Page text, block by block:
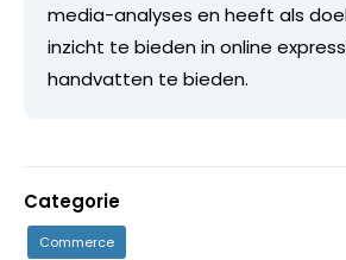
media-analyses en heeft als
inzicht te bieden in online
handvatten te bieden.
Categorie
Commerce